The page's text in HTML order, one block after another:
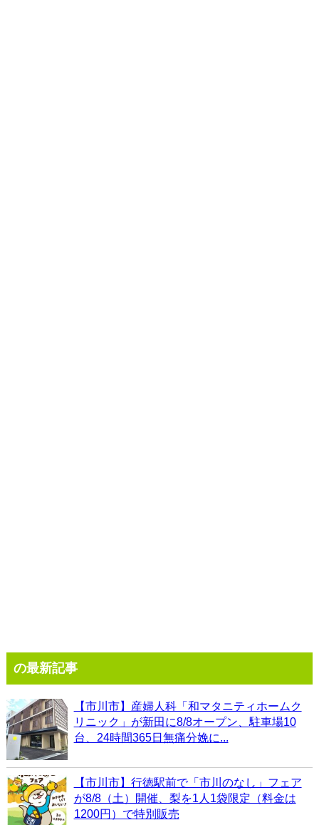
の最新記事
【市川市】産婦人科「和マタニティホームク
リニック」が新田に8/8オープン、駐車場10
台、24時間365日無痛分娩に...
【市川市】行徳駅前で「市川のなし」フェア
が8/8（土）開催、梨を1人1袋限定（料金は
1200円）で特別販売